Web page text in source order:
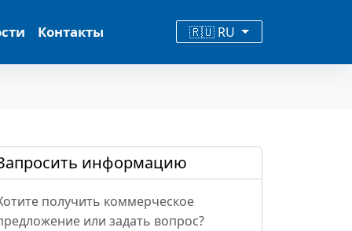
Контакты 🇷🇺 RU
информацию
получить коммерческое
или задать вопрос?